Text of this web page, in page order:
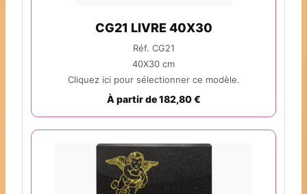
CG21 LIVRE 40X30
Réf. CG21
40X30 cm
Cliquez ici pour sélectionner ce modèle.
À partir de 182,80 €